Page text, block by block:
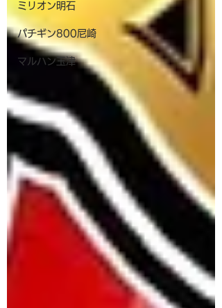
ミリオン明石
パチギン800尼崎
マルハン玉津